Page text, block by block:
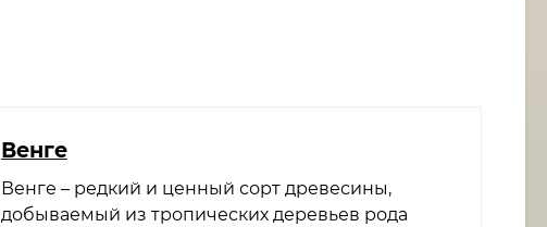
Венге​
Венге – редкий и ценный сорт древесины,
добываемый из тропических деревьев рода